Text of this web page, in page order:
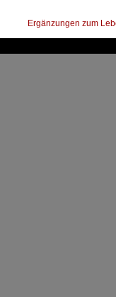
Ergänzungen zum